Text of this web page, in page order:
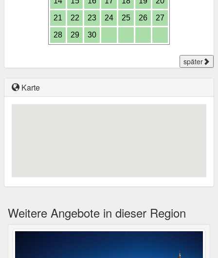
21 22 23 24 25 26 27
28 29 30
später
Karte
Weitere Angebote in dieser Region